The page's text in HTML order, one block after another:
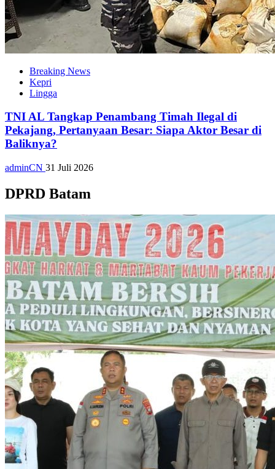
Breaking News
Kepri
Lingga
TNI AL Tangkap Penambang Timah Ilegal di
Pekajang, Pertanyaan Besar: Siapa Aktor Besar di
Baliknya?
adminCN 31 Juli 2026
DPRD Batam